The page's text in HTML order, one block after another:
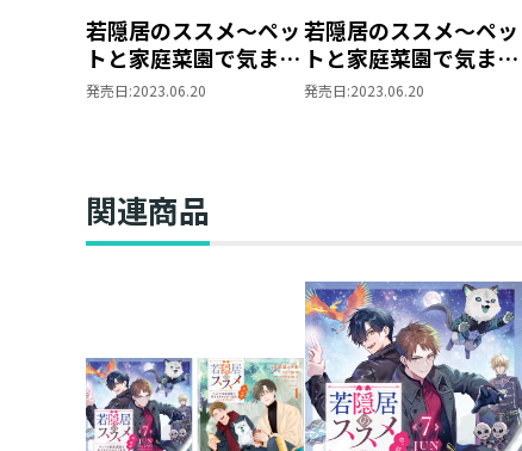
若隠居のススメ～ペッ
トと家庭菜園で気まま
なのんびり生活。の、
発売日:2023.06.20
若隠居のススメ～ペッ
トと家庭菜園で気まま
なのんびり生活。の、
発売日:2023.06.20
関連商品